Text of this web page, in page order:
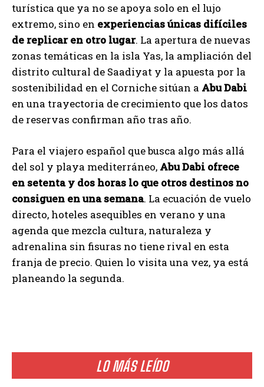
LO MÁS LEÍDO
turística que ya no se apoya solo en el lujo
extremo, sino en experiencias únicas difíciles
de replicar en otro lugar. La apertura de nuevas
zonas temáticas en la isla Yas, la ampliación del
distrito cultural de Saadiyat y la apuesta por la
sostenibilidad en el Corniche sitúan a Abu Dabi
en una trayectoria de crecimiento que los datos
de reservas confirman año tras año.
Para el viajero español que busca algo más allá
del sol y playa mediterráneo, Abu Dabi ofrece
en setenta y dos horas lo que otros destinos no
consiguen en una semana. La ecuación de vuelo
directo, hoteles asequibles en verano y una
agenda que mezcla cultura, naturaleza y
adrenalina sin fisuras no tiene rival en esta
franja de precio. Quien lo visita una vez, ya está
planeando la segunda.